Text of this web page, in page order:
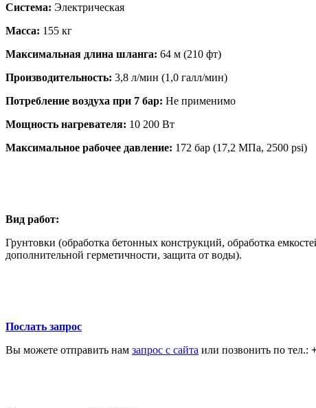
Система: Электрическая
Масса: 155 кг
Максимальная длина шланга: 64 м (210 фт)
Производительность: 3,8 л/мин (1,0 галл/мин)
Потребление воздуха при 7 бар: Не применимо
Мощность нагревателя: 10 200 Вт
Максимальное рабочее давление: 172 бар (17,2 МПа, 2500 psi)
Вид работ:
Грунтовки (обработка бетонных конструкций, обработка
дополнительной герметичности, защита от воды).
Послать запрос
Вы можете отправить нам запрос с сайта или позвонить по тел.: